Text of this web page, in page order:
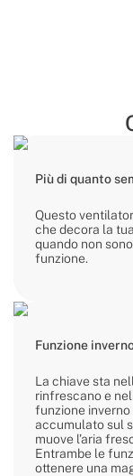
Più di quanto
Questo
che decora la
quando non
funzione.
Funzione
La chiave sta
rinfrescano e
funzione
accumulato sul
muove l’aria
Entrambe le
ottenere una